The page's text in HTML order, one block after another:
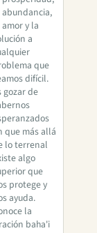
abundancia,
y la
a
que
difícil.
gozar de
que más allá
lo terrenal
algo
que
protege y
ayuda.
la
baha'i